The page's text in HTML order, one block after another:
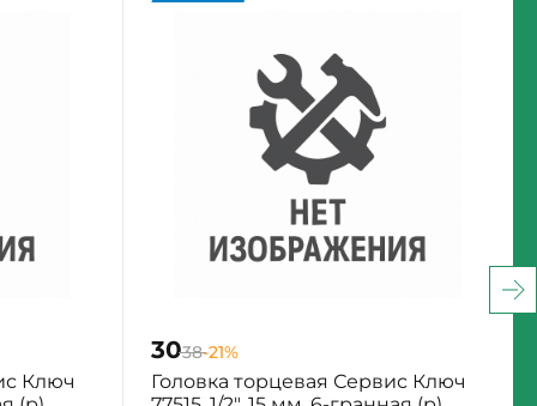
Ключ
3038-21%
Головка торцевая Сервис Ключ